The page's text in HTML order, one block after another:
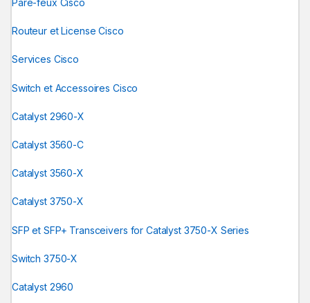
Pare-feux Cisco
Routeur et License Cisco
Services Cisco
Switch et Accessoires Cisco
Catalyst 2960-X
Catalyst 3560-C
Catalyst 3560-X
Catalyst 3750-X
SFP et SFP+ Transceivers for Catalyst 3750-X Series
Switch 3750-X
Catalyst 2960